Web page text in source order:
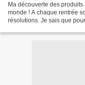
Ma découverte des produits
monde ! A chaque rentrée
résolutions. Je sais que